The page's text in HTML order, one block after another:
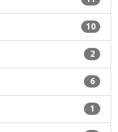
10
2
6
1